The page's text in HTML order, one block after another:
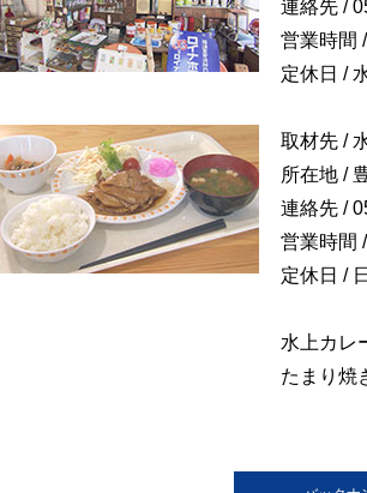
連絡先 /
営業時間
定休日 /
取材先 /
所在地 /
連絡先 /
営業時間
定休日 /
水上カレ
たまり焼